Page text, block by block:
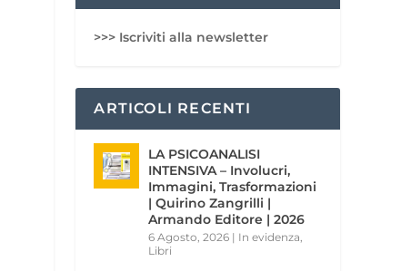
>>> Iscriviti alla newsletter
ARTICOLI RECENTI
LA PSICOANALISI
INTENSIVA – Involucri,
Immagini, Trasformazioni
| Quirino Zangrilli |
Armando Editore | 2026
6 Agosto, 2026 | In evidenza
Libri